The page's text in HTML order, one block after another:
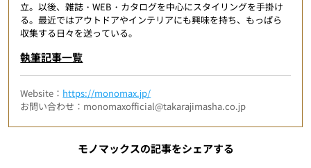
立。以後、雑誌・WEB・カタログを中心にスタイリングを手掛け
る。最近ではアウトドアやインテリアにも興味を持ち、もっぱら
収集する日々を送っている。
執筆記事一覧
Website： https://monomax.jp/
お問い合わせ：monomaxofficial@takarajimasha.co.jp
モノマックスの記事をシェアする